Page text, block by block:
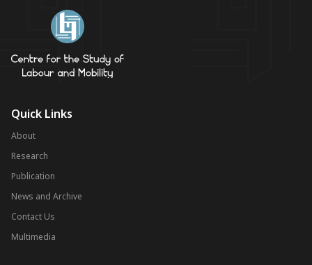
Quick Links
About
Research
Publication
News and Archive
Contact Us
Multimedia